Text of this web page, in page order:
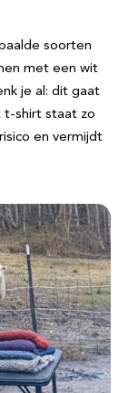
soorten
met een wit
je al: dit gaat
t-shirt staat zo
en vermijdt